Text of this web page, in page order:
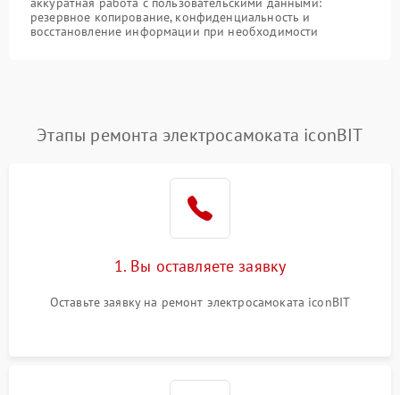
резервное копирование, конфиденциальность и
восстановление информации при необходимости
Этапы ремонта электросамоката iconBIT
1. Вы оставляете заявку
Оставьте заявку на ремонт электросамоката iconBIT